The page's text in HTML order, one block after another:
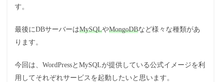
す。
最後にDBサーバーはMySQLやMongoDBなど様々な種類があ
ります。
今回は、WordPressとMySQLが提供している公式イメージを利
用してそれぞれサービスを起動したいと思います。